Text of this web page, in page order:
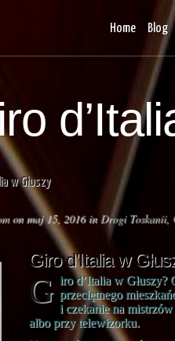
Home Blog
w Głuszy
on maj 15, 2016 inDrogi Toskanii,
Giro d’Italia w
Giro d’Italia w Głuszy? Co to oznacza realnie dla przeciętnego
i czekanie na
albo przy telewizorku.